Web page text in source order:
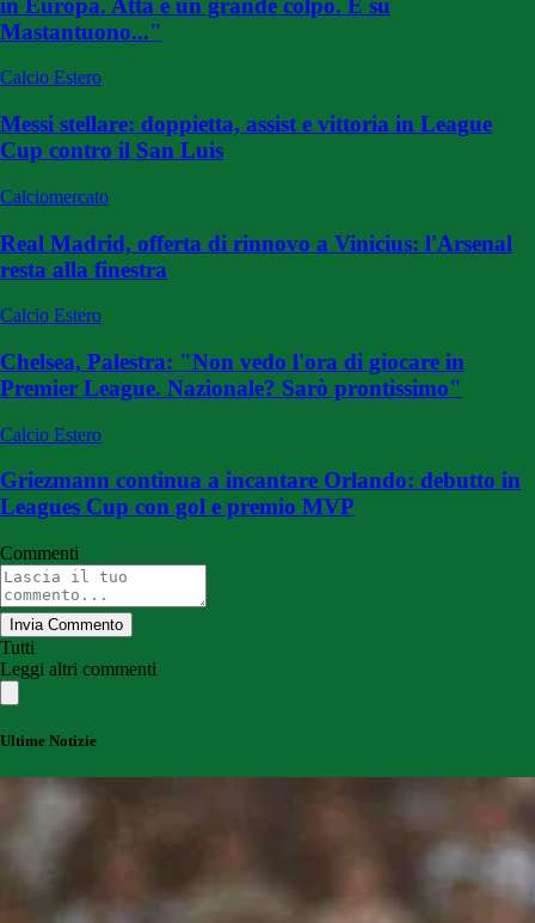
Mastantuono..."
Calcio Estero
Messi stellare: doppietta, assist e vittoria in League
Cup contro il San Luis
Calciomercato
Real Madrid, offerta di rinnovo a Vinicius: l'Arsenal
resta alla finestra
Calcio Estero
Chelsea, Palestra: "Non vedo l'ora di giocare in
Premier League. Nazionale? Sarò prontissimo"
Calcio Estero
Griezmann continua a incantare Orlando: debutto in
Leagues Cup con gol e premio MVP
Commenti
Invia Commento
Tutti
Leggi altri commenti
Ultime Notizie